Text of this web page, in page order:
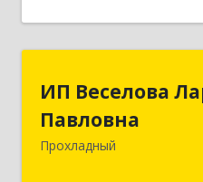
ИП Веселова
Павловна
Прохладный
361045, Кабардино-